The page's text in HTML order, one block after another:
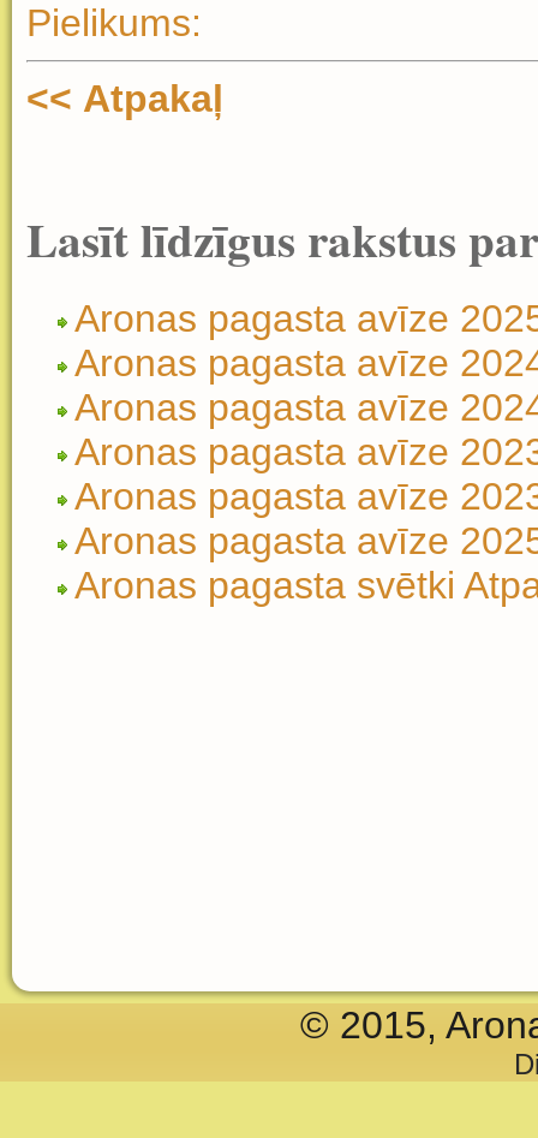
Pielikums:
<< Atpakaļ
Lasīt līdzīgus rakstus
Aronas pagasta avīze
Aronas pagasta avīze
Aronas pagasta avīze
Aronas pagasta avīze
Aronas pagasta avīze
Aronas pagasta avīze
Aronas pagasta svētki
© 2015,